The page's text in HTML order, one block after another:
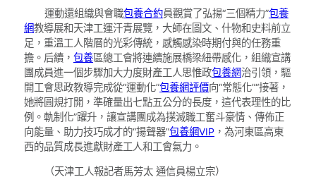
運動還組織與會職包養合約員觀賞了弘揚“三個精力”包養
網教導展和天津工運汗青展覽，大師在圖文、什物和史料前立
足，重溫工人階層的光彩傳統，感觸感染時期付與的任務重
擔。后續， 包養區總工會將連續施展橋梁紐帶感化，組織宣講
團成員進一個步驟加大力度財產工人思惟政包養網治引領，驅
開工會思政教導完成從“運動化”包養網評價向“常態化”“接著，
她將圓規打開，準確量出七點五公分的長度，這代表理性的比
例。軌制化”躍升，讓宣講團成為撲滅職工奮斗豪情、傳佈正
向能量、助力技巧成才的“揚聲器”包養網VIP ，為河東區高東
西的品質成長進獻財產工人和工會氣力。
（天津工人報記者馬芳太 通信員楊立宗）